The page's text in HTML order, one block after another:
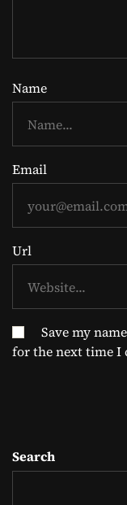
Name
Email
Url
Save my
for the next time I
Search